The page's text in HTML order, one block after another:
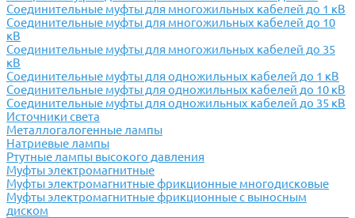
Соединительные муфты для многожильных кабелей до 1 кВ
Соединительные муфты для многожильных кабелей до 10
кВ
Соединительные муфты для многожильных кабелей до 35
кВ
Соединительные муфты для одножильных кабелей до 1 кВ
Соединительные муфты для одножильных кабелей до 10 кВ
Соединительные муфты для одножильных кабелей до 35 кВ
Источники света
Металлогалогенные лампы
Натриевые лампы
Ртутные лампы высокого давления
Муфты электромагнитные
Муфты электромагнитные фрикционные многодисковые
Муфты электромагнитные фрикционные с выносным
диском